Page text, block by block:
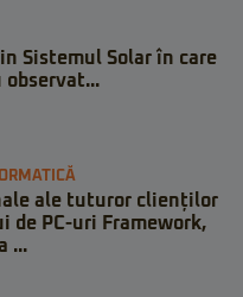
Sistemul Solar în care
observat...
ale tuturor clienților
de PC-uri Framework,
...